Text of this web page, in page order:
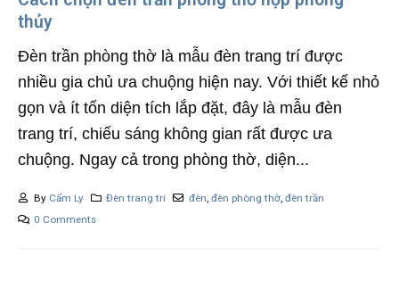
thủy
Đèn trần phòng thờ là mẫu đèn trang trí được
nhiều gia chủ ưa chuộng hiện nay. Với thiết kế nhỏ
gọn và ít tốn diện tích lắp đặt, đây là mẫu đèn
trang trí, chiếu sáng không gian rất được ưa
chuộng. Ngay cả trong phòng thờ, diện...
By Cẩm Ly Đèn trang trí đèn ,đèn phòng thờ ,đèn trần
0 Comments